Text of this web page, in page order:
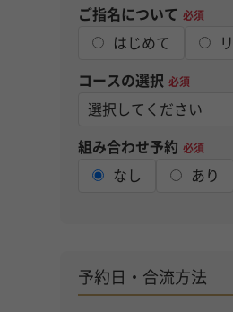
ご指名について 必須
はじめて
コースの選択 必須
組み合わせ予約 必須
なし あり
予約日・合流方法